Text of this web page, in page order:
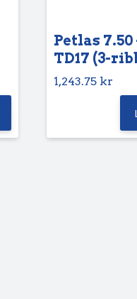
Petlas 7.50
TD17 (3-
1,243.75 kr